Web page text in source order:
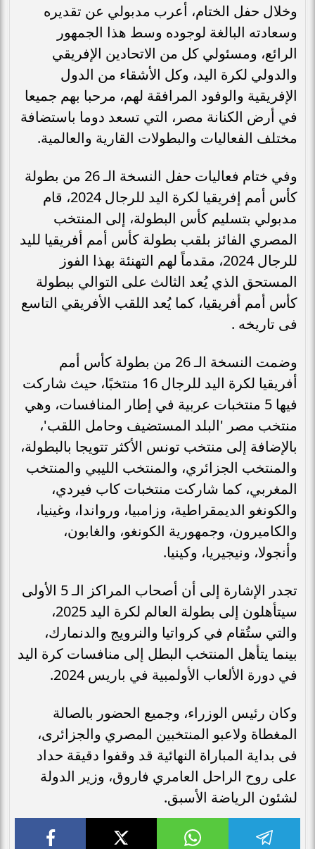
وخلال حفل الختام، أعرب مدبولي عن تقديره
وسعادته البالغة لوجوده وسط هذا الجمهور
الرائع، ومسئولي كل من الاتحادين الإفريقي
والدولي لكرة اليد، وكل الأشقاء من الدول
الإفريقية والوفود المرافقة لهم، مرحبا بهم جميعا
في أرض الكنانة مصر، التي تسعد دوما باستضافة
مختلف الفعاليات والبطولات القارية والعالمية.
وفي ختام فعاليات حفل النسخة الـ 26 من بطولة
كأس أمم إفريقيا لكرة اليد للرجال 2024، قام
مدبولي بتسليم كأس البطولة، إلى المنتخب
المصري الفائز بلقب بطولة كأس أمم أفريقيا لليد
للرجال 2024، مقدماً لهم التهنئة بهذا الفوز
المستحق الذي يُعد الثالث على التوالي ببطولة
كأس أمم أفريقيا، كما يُعد اللقب الأفريقي التاسع
فى تاريخه .
وضمت النسخة الـ 26 من بطولة كأس أمم
أفريقيا لكرة اليد للرجال 16 منتخبًا، حيث شاركت
فيها 5 منتخبات عربية في إطار المنافسات، وهي
منتخب مصر 'البلد المستضيف وحامل اللقب'،
بالإضافة إلى منتخب تونس الأكثر تتويجا بالبطولة،
والمنتخب الجزائري، والمنتخب الليبي والمنتخب
المغربي، كما شاركت منتخبات كاب فيردي،
والكونغو الديمقراطية، وزامبيا، ورواندا، وغينيا،
والكاميرون، وجمهورية الكونغو، والغابون،
وأنجولا، ونيجيريا، وكينيا.
تجدر الإشارة إلى أن أصحاب المراكز الـ 5 الأولى
سيتأهلون إلى بطولة العالم لكرة اليد 2025،
والتي ستُقام في كرواتيا والنرويج والدنمارك،
بينما يتأهل المنتخب البطل إلى منافسات كرة اليد
في دورة الألعاب الأولمبية في باريس 2024.
وكان رئيس الوزراء، وجميع الحضور بالصالة
المغطاة ولاعبو المنتخبين المصري والجزائرى،
فى بداية المباراة النهائية قد وقفوا دقيقة حداد
على روح الراحل العامري فاروق، وزير الدولة
لشئون الرياضة الأسبق.